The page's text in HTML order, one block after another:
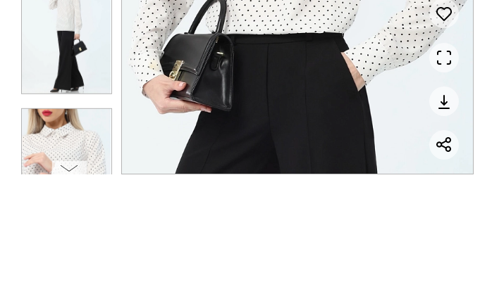
ОПТОВЫМ ПОКУПАТЕЛЯМ
РОЗНИЧНЫМ ПОКУПАТЕЛЯМ
ДОСТАВКА
ОПЛАТА
ТАБЛИЦА РАЗМЕРОВ